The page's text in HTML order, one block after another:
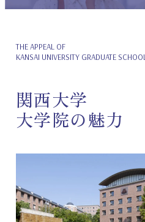
THE APPEAL OF
KANSAI UNIVERSITY GRADUATE SCHOOL
関西大学
大学院の魅力